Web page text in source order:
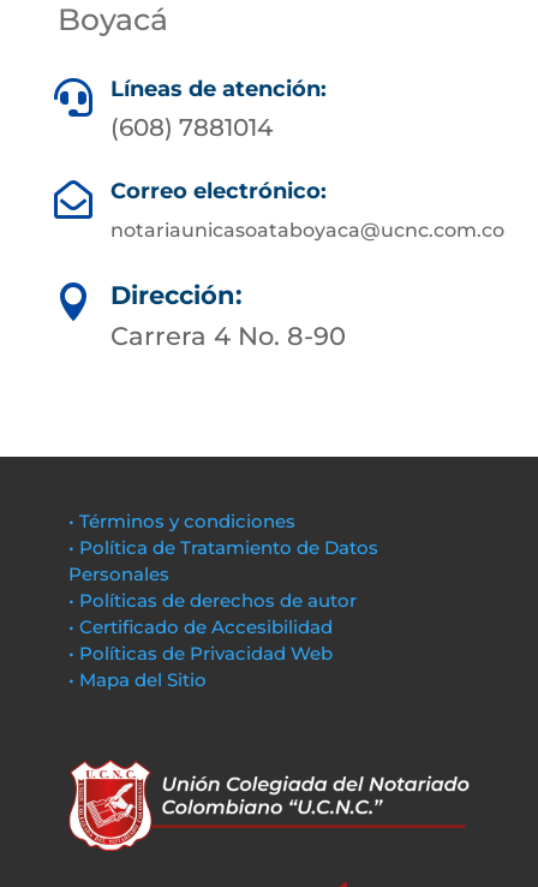
Boyacá
 Líneas de atención:
(608) 7881014
 Correo electrónico:
notariaunicasoataboyaca@ucnc.com.co

Dirección:
Carrera 4 No. 8-90
• Términos y condiciones
• Política de Tratamiento de Datos
Personales
• Políticas de derechos de autor
• Certificado de Accesibilidad
• Políticas de Privacidad Web
• Mapa del Sitio